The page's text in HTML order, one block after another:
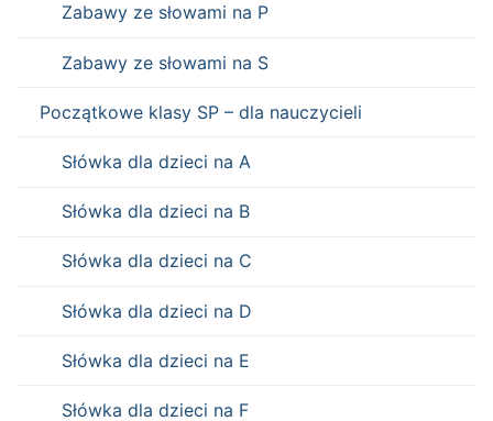
Zabawy ze słowami na P
Zabawy ze słowami na S
Początkowe klasy SP – dla nauczycieli
Słówka dla dzieci na A
Słówka dla dzieci na B
Słówka dla dzieci na C
Słówka dla dzieci na D
Słówka dla dzieci na E
Słówka dla dzieci na F